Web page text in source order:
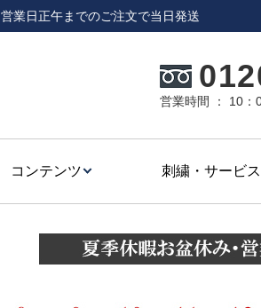
営業日正午までのご注文で当日発送
営業時間 ： 10：
コンテンツ 刺繍・サービス